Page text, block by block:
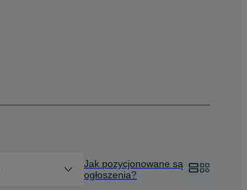
Jak pozycjonowane są
ogłoszenia?